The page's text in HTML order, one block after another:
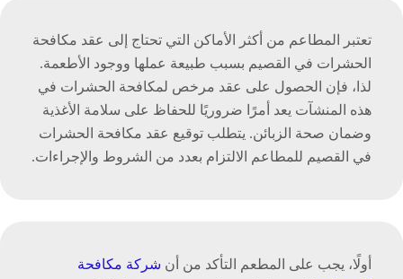
تعتبر المطاعم من أكثر الأماكن التي تحتاج إلى عقد مكافحة
الحشرات في القصيم بسبب طبيعة عملها ووجود الأطعمة.
لذا، فإن الحصول على عقد مرخص لمكافحة الحشرات في
هذه المنشآت يعد أمرًا ضروريًا للحفاظ على سلامة الأغذية
وضمان صحة الزبائن. يتطلب توقيع عقد مكافحة الحشرات
في القصيم للمطاعم الالتزام بعدد من الشروط والإجراءات.
أولًا، يجب على المطعم التأكد من أن شركة مكافحة